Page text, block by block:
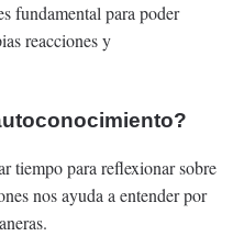
fundamental para poder
reacciones y
tiempo para reflexionar sobre
nos ayuda a entender por